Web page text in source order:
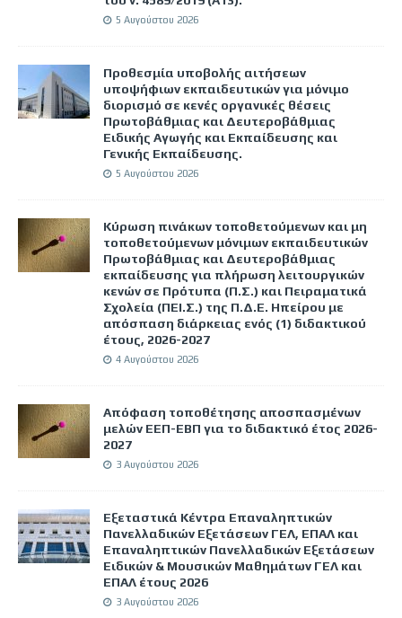
5 Αυγούστου 2026
Προθεσμία υποβολής αιτήσεων
υποψήφιων εκπαιδευτικών για μόνιμο
διορισμό σε κενές οργανικές θέσεις
Πρωτοβάθμιας και Δευτεροβάθμιας
Ειδικής Αγωγής και Εκπαίδευσης και
Γενικής Εκπαίδευσης.
5 Αυγούστου 2026
Κύρωση πινάκων τοποθετούμενων και μη
τοποθετούμενων μόνιμων εκπαιδευτικών
Πρωτοβάθμιας και Δευτεροβάθμιας
εκπαίδευσης για πλήρωση λειτουργικών
κενών σε Πρότυπα (Π.Σ.) και Πειραματικά
Σχολεία (ΠΕΙ.Σ.) της Π.Δ.Ε. Ηπείρου με
απόσπαση διάρκειας ενός (1) διδακτικού
έτους, 2026-2027
4 Αυγούστου 2026
Απόφαση τοποθέτησης αποσπασμένων
μελών ΕΕΠ-ΕΒΠ για το διδακτικό έτος 2026-
2027
3 Αυγούστου 2026
Εξεταστικά Κέντρα Επαναληπτικών
Πανελλαδικών Εξετάσεων ΓΕΛ, ΕΠΑΛ και
Επαναληπτικών Πανελλαδικών Εξετάσεων
Ειδικών & Μουσικών Μαθημάτων ΓΕΛ και
ΕΠΑΛ έτους 2026
3 Αυγούστου 2026